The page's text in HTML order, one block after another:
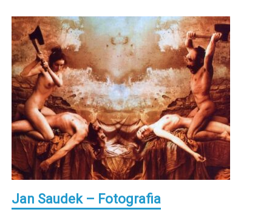
Jan Saudek – Fotografia